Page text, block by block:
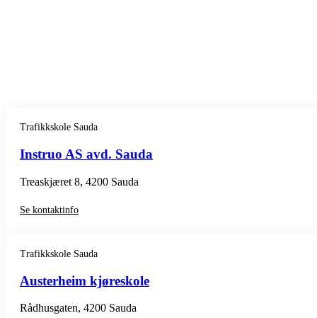
Trafikkskole Sauda
Instruo AS avd. Sauda
Treaskjæret 8, 4200 Sauda
Se kontaktinfo
Trafikkskole Sauda
Austerheim kjøreskole
Rådhusgaten, 4200 Sauda